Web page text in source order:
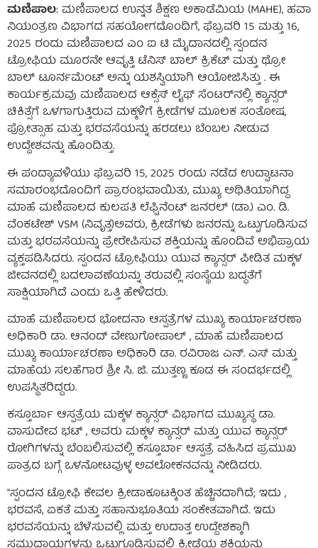
ಮಣಿಪಾಲ: ಮಣಿಪಾಲದ ಉನ್ನತ ಶಿಕ್ಷಣ ಅಕಾಡೆಮಿಯ (MAHE), ಹವಾ
ನಿಯಂತ್ರಣ ವಿಭಾಗದ ಸಹಯೋಗದೊಂದಿಗೆ, ಫೆಬ್ರವರಿ 15 ಮತ್ತು 16,
2025 ರಂದು ಮಣಿಪಾಲದ ಎಂ ಐ ಟಿ ಮೈದಾನದಲ್ಲಿ ಸ್ಪಂದನ
ಟ್ರೋಫಿಯ ಮೂರನೇ ಆವೃತ್ತಿ ಟೆನಿಸ್ ಬಾಲ್ ಕ್ರಿಕೆಟ್ ಮತ್ತು ಥ್ರೋ
ಬಾಲ್ ಟೂರ್ನಮೆಂಟ್ ಅನ್ನು ಯಶಸ್ವಿಯಾಗಿ ಆಯೋಜಿಸಿತ್ತು . ಈ
ಕಾರ್ಯಕ್ರಮವು ಮಣಿಪಾಲದ ಆಕ್ಸೆಸ್ ಲೈಫ್ ಸೆಂಟರ್‌ನಲ್ಲಿ ಕ್ಯಾನ್ಸರ್
ಚಿಕಿತ್ಸೆಗೆ ಒಳಗಾಗುತ್ತಿರುವ ಮಕ್ಕಳಿಗೆ ಕ್ರೀಡೆಗಳ ಮೂಲಕ ಸಂತೋಷ,
ಪ್ರೋತ್ಸಾಹ ಮತ್ತು ಭರವಸೆಯನ್ನು ಹರಡಲು ಬೆಂಬಲ ನೀಡುವ
ಉದ್ದೇಶವನ್ನು ಹೊಂದಿತ್ತು.
ಈ ಪಂದ್ಯಾವಳಿಯು ಫೆಬ್ರವರಿ 15, 2025 ರಂದು ನಡೆದ ಉದ್ಘಾಟನಾ
ಸಮಾರಂಭದೊಂದಿಗೆ ಪ್ರಾರಂಭವಾಯಿತು, ಮುಖ್ಯ ಅಥಿತಿಯಾಗಿದ್ದ
ಮಾಹೆ ಮಣಿಪಾಲದ ಕುಲಪತಿ ಲೆಫ್ಟಿನೆಂಟ್ ಜನರಲ್ (ಡಾ.) ಎಂ. ಡಿ.
ವೆಂಕಟೇಶ್ VSM (ನಿವೃತ್ತ)ಅವರು, ಕ್ರೀಡೆಗಳು ಜನರನ್ನು ಒಟ್ಟುಗೂಡಿಸುವ
ಮತ್ತು ಭರವಸೆಯನ್ನು ಪ್ರೇರೇಪಿಸುವ ಶಕ್ತಿಯನ್ನು ಹೊಂದಿವೆ ಅಭಿಪ್ರಾಯ
ವ್ಯಕ್ತಪಡಿಸಿದರು. ಸ್ಪಂದನ ಟ್ರೋಫಿಯು ಯುವ ಕ್ಯಾನ್ಸರ್ ಪೀಡಿತ ಮಕ್ಕಳ
ಜೀವನದಲ್ಲಿ ಬದಲಾವಣೆಯನ್ನು ತರುವಲ್ಲಿ ಸಂಸ್ಥೆಯ ಬದ್ಧತೆಗೆ
ಸಾಕ್ಷಿಯಾಗಿದೆ ಎಂದು ಒತ್ತಿ ಹೇಳಿದರು.
ಮಾಹೆ ಮಣಿಪಾಲದ ಭೋದನಾ ಆಸ್ಪತ್ರೆಗಳ ಮುಖ್ಯ ಕಾರ್ಯಾಚರಣಾ
ಅಧಿಕಾರಿ ಡಾ. ಆನಂದ್ ವೇಣುಗೋಪಾಲ್ , ಮಾಹೆ ಮಣಿಪಾಲದ
ಮುಖ್ಯ ಕಾರ್ಯಾಚರಣಾ ಅಧಿಕಾರಿ ಡಾ. ರವಿರಾಜ ಎನ್. ಎಸ್ ಮತ್ತು
ಮಾಹೆಯ ಸಲಹೆಗಾರ ಶ್ರೀ ಸಿ. ಜಿ. ಮುತ್ತಣ್ಣ ಕೂಡ ಈ ಸಂದರ್ಭದಲ್ಲಿ
ಉಪಸ್ಥಿತರಿದ್ದರು.
ಕಸ್ತೂರ್ಬಾ ಆಸ್ಪತ್ರೆಯ ಮಕ್ಕಳ ಕ್ಯಾನ್ಸರ್ ವಿಭಾಗದ ಮುಖ್ಯಸ್ಥ ಡಾ.
ವಾಸುದೇವ ಭಟ್ , ಅವರು ಮಕ್ಕಳ ಕ್ಯಾನ್ಸರ್ ಮತ್ತು ಯುವ ಕ್ಯಾನ್ಸರ್
ರೋಗಿಗಳನ್ನು ಬೆಂಬಲಿಸುವಲ್ಲಿ ಕಸ್ತೂರ್ಬಾ ಆಸ್ಪತ್ರೆ ವಹಿಸಿದ ಪ್ರಮುಖ
ಪಾತ್ರದ ಬಗ್ಗೆ ಒಳನೋಟವುಳ್ಳ ಅವಲೋಕನವನ್ನು ನೀಡಿದರು.
“ಸ್ಪಂದನ ಟ್ರೋಫಿ ಕೇವಲ ಕ್ರೀಡಾಕೂಟಕ್ಕಿಂತ ಹೆಚ್ಚಿನದಾಗಿದೆ; ಇದು ,
ಭರವಸೆ, ಏಕತೆ ಮತ್ತು ಸಹಾನುಭೂತಿಯ ಸಂಕೇತವಾಗಿದೆ. ಇದು
ಭರವಸೆಯನ್ನು ಬೆಳೆಸುವಲ್ಲಿ ಮತ್ತು ಉದಾತ್ತ ಉದ್ದೇಶಕ್ಕಾಗಿ